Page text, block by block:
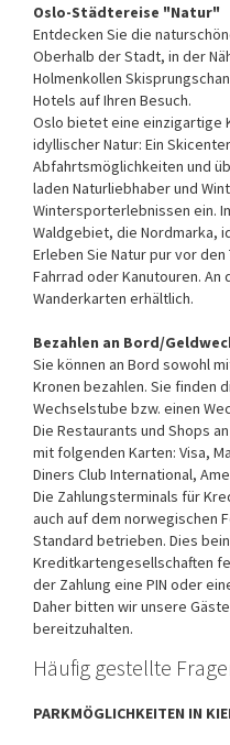
Oslo-Städtereise "Natur"
Entdecken Sie die
Oberhalb der Stadt, in der
Holmenkollen
Hotels auf Ihren Besuch.
Oslo bietet eine einzigartige
idyllischer Natur: Ein
Abfahrtsmöglichkeiten und
laden Naturliebhaber und
Wintersporterlebnissen ein.
Waldgebiet, die Nordmarka,
Erleben Sie Natur pur vor
Fahrrad oder Kanutouren.
Wanderkarten erhältlich.
Bezahlen an Bord/
Sie können an Bord sowohl
Kronen bezahlen. Sie finden
Wechselstube bzw. einen
Die Restaurants und Shops
mit folgenden Karten: Visa,
Diners Club International,
Die Zahlungsterminals für
auch auf dem norwegischen
Standard betrieben. Dies
Kreditkartengesellschaften
der Zahlung eine PIN oder
Daher bitten wir unsere
bereitzuhalten.
Häufig gestellte
PARKMÖGLICHKEITEN IN